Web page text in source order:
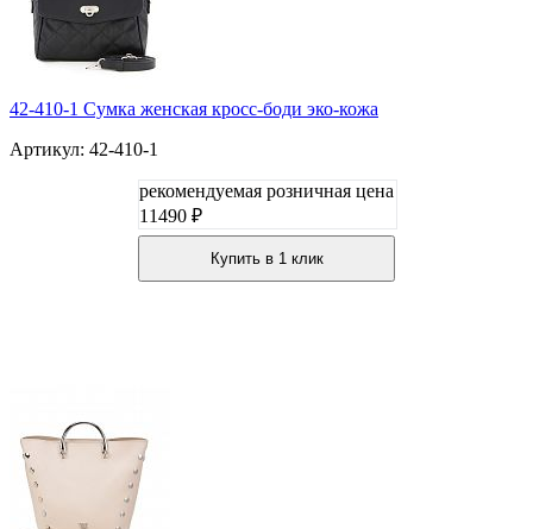
42-410-1 Сумка женская кросс-боди эко-кожа
Артикул: 42-410-1
рекомендуемая розничная цена
11490 ₽
Купить в 1 клик